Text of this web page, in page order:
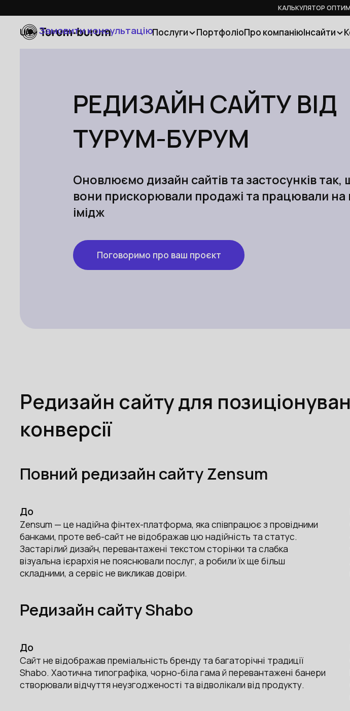
КАЛЬКУЛЯТОР
Послуги ПортфоліоПро компаніюІнсайти
UA Замовити консультацію
РЕДИЗАЙН САЙТУ ВІД
ТУРУМ-БУРУМ
Оновлюємо дизайн сайтів та застосунків так,
вони прискорювали продажі та працювали на
імідж
Поговоримо про ваш проєкт
Редизайн сайту для
конверсії
Повний редизайн сайту Zensum
До
Zensum — це надійна фінтех-платформа, яка співпрацює з провідними
банками, проте веб-сайт не відображав цю надійність та статус.
Застарілий дизайн, перевантажені текстом сторінки та слабка
візуальна ієрархія не пояснювали послуг, а робили їх ще більш
складними, а сервіс не викликав довіри.
Редизайн сайту Shabo
До
Сайт не відображав преміальність бренду та багаторічні традиції
Shabo. Хаотична типографіка, чорно-біла гама й перевантажені банери
створювали відчуття неузгодженості та відволікали від продукту.